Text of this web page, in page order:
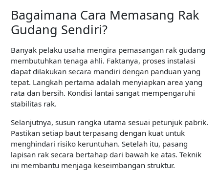
Bagaimana Cara Memasang Rak
Gudang Sendiri?
Banyak pelaku usaha mengira pemasangan rak gudang
membutuhkan tenaga ahli. Faktanya, proses instalasi
dapat dilakukan secara mandiri dengan panduan yang
tepat. Langkah pertama adalah menyiapkan area yang
rata dan bersih. Kondisi lantai sangat mempengaruhi
stabilitas rak.
Selanjutnya, susun rangka utama sesuai petunjuk pabrik.
Pastikan setiap baut terpasang dengan kuat untuk
menghindari risiko keruntuhan. Setelah itu, pasang
lapisan rak secara bertahap dari bawah ke atas. Teknik
ini membantu menjaga keseimbangan struktur.